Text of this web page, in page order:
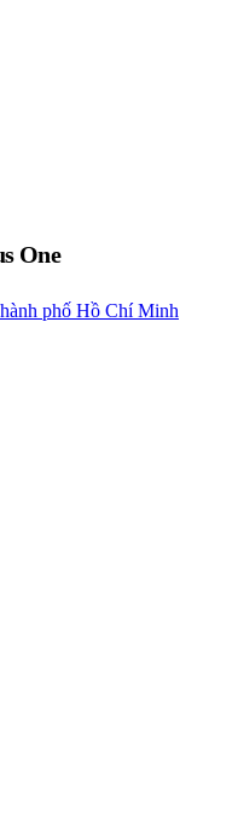
One
phố Hồ Chí Minh